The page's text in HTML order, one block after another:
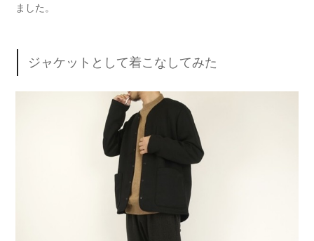
ました。
ジャケットとして着こなしてみた